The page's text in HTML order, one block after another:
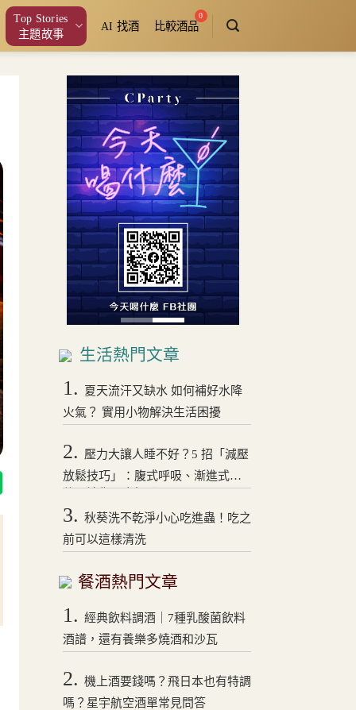
Top Stories
主題故事
AI 找酒 比較酒品
生活熱門文章
1.
夏天流汗又缺水 如何補好水降
火氣？ 實用小物解決生活困擾
2.
壓力大讓人睡不好？5 招「減壓
放鬆技巧」：腹式呼吸、漸進式拉
3. 秋葵洗不乾淨小心吃進蟲！吃之
前可以這樣清洗
餐酒熱門文章
1. 經典飲料調酒｜7種乳酸菌飲料
酒譜，還有養樂多燒酒和沙瓦
2. 機上酒要錢嗎？飛日本也有特調
嗎？星宇航空酒單常見問答